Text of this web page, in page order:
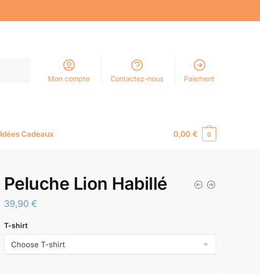
Mon compte Contactez-nous Paiement
Idées Cadeaux 0,00€ 0
Peluche Lion Habillé
39,90 €
T-shirt